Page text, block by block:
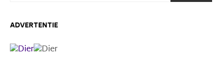
ADVERTENTIE